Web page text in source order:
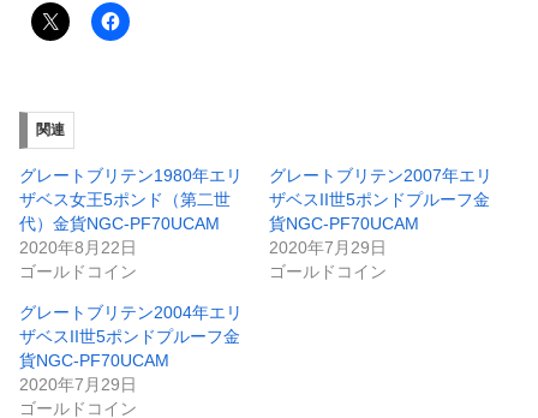
関連
グレートブリテン1980年エリ
ザベス女王5ポンド（第二世
代）金貨NGC-PF70UCAM
2020年8月22日
ゴールドコイン
グレートブリテン2007年エリ
ザベスII世5ポンドプルーフ金
貨NGC-PF70UCAM
2020年7月29日
ゴールドコイン
グレートブリテン2004年エリ
ザベスII世5ポンドプルーフ金
貨NGC-PF70UCAM
2020年7月29日
ゴールドコイン